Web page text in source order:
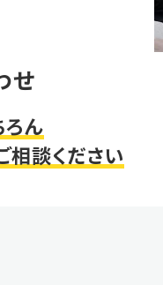
せ
ん
相談ください